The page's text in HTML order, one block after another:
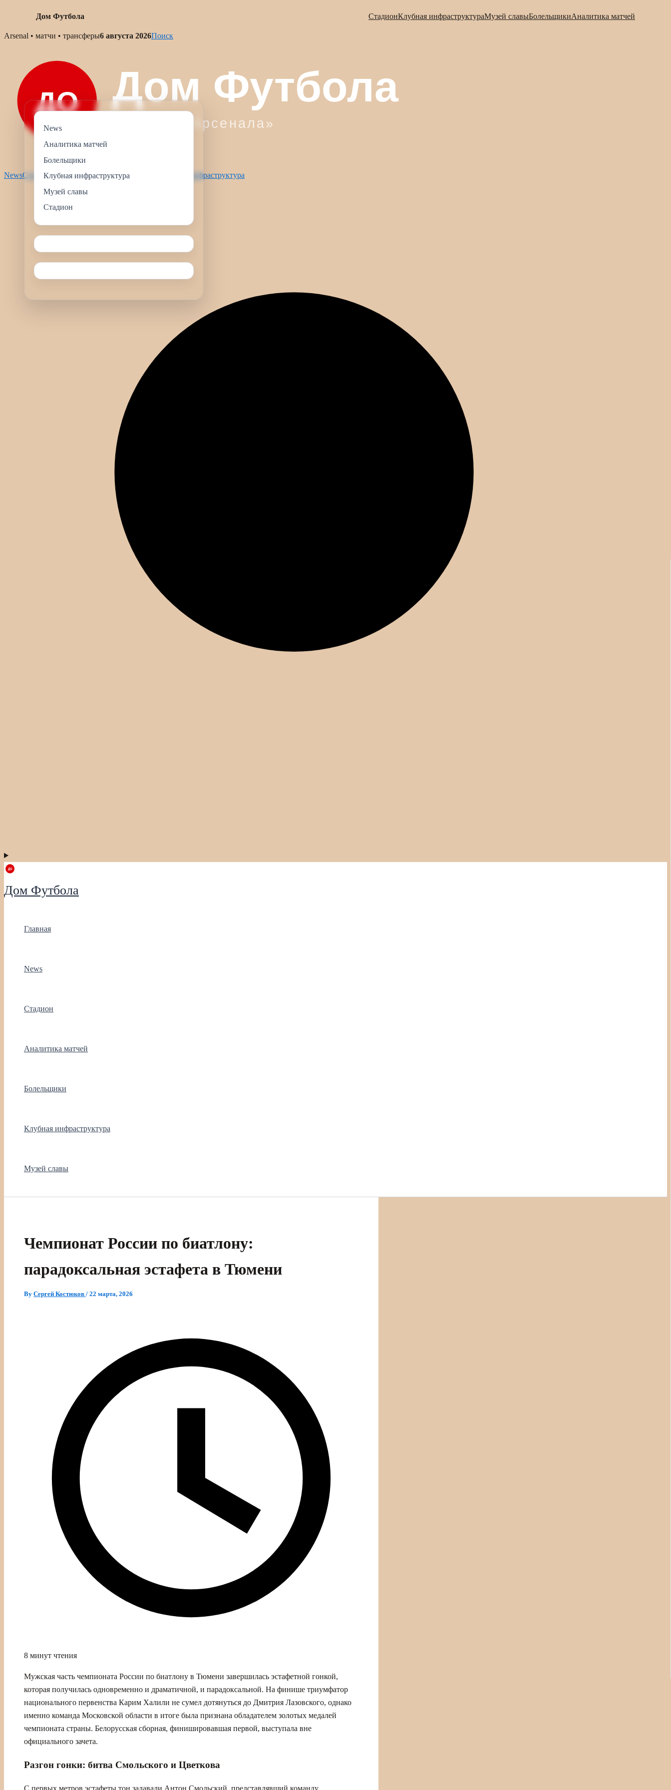
Дом Футбола СтадионКлубная инфраструктураМузей славыБолельщикиАналитика матчей
Skip
Arsenal • матчи • трансферы6 августа 2026Поиск
NewsСтадионАналитика матчейБолельщики Клубная инфраструктура
Дом Футбола
Главная
News
Стадион
Аналитика матчей
Болельщики
Клубная инфраструктура
Музей славы
Чемпионат России по биатлону:
парадоксальная эстафета в Тюмени
By Сергей Костюков / 22 марта, 2026
8 минут чтения
Мужская часть чемпионата России по биатлону в Тюмени завершилась эстафетной гонкой,
которая получилась одновременно и драматичной, и парадоксальной. На финише триумфатор
национального первенства Карим Халили не сумел дотянуться до Дмитрия Лазовского, однако
именно команда Московской области в итоге была признана обладателем золотых медалей
чемпионата страны. Белорусская сборная, финишировавшая первой, выступала вне
официального зачета.
Разгон гонки: битва Смольского и Цветкова
С первых метров эстафеты тон задавали Антон Смольский, представлявший команду
News
Аналитика матчей
Болельщики
Клубная инфраструктура
Музей славы
Стадион